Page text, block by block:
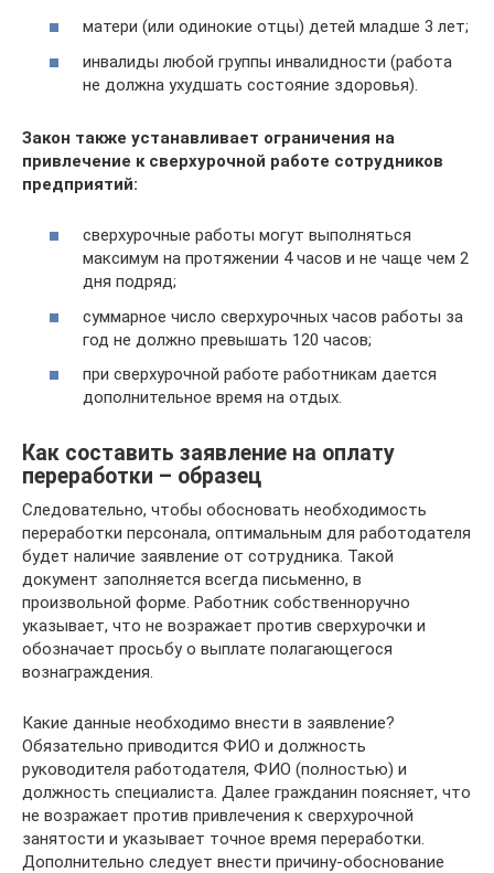
матери (или одинокие отцы) детей младше 3 лет;
инвалиды любой группы инвалидности (работа
не должна ухудшать состояние здоровья).
Закон также устанавливает ограничения на
привлечение к сверхурочной работе сотрудников
предприятий:
сверхурочные работы могут выполняться
максимум на протяжении 4 часов и не чаще чем 2
дня подряд;
суммарное число сверхурочных часов работы за
год не должно превышать 120 часов;
при сверхурочной работе работникам дается
дополнительное время на отдых.
Как составить заявление на оплату
переработки – образец
Следовательно, чтобы обосновать необходимость
переработки персонала, оптимальным для работодателя
будет наличие заявление от сотрудника. Такой
документ заполняется всегда письменно, в
произвольной форме. Работник собственноручно
указывает, что не возражает против сверхурочки и
обозначает просьбу о выплате полагающегося
вознаграждения.
Какие данные необходимо внести в заявление?
Обязательно приводится ФИО и должность
руководителя работодателя, ФИО (полностью) и
должность специалиста. Далее гражданин поясняет, что
не возражает против привлечения к сверхурочной
занятости и указывает точное время переработки.
Дополнительно следует внести причину-обоснование